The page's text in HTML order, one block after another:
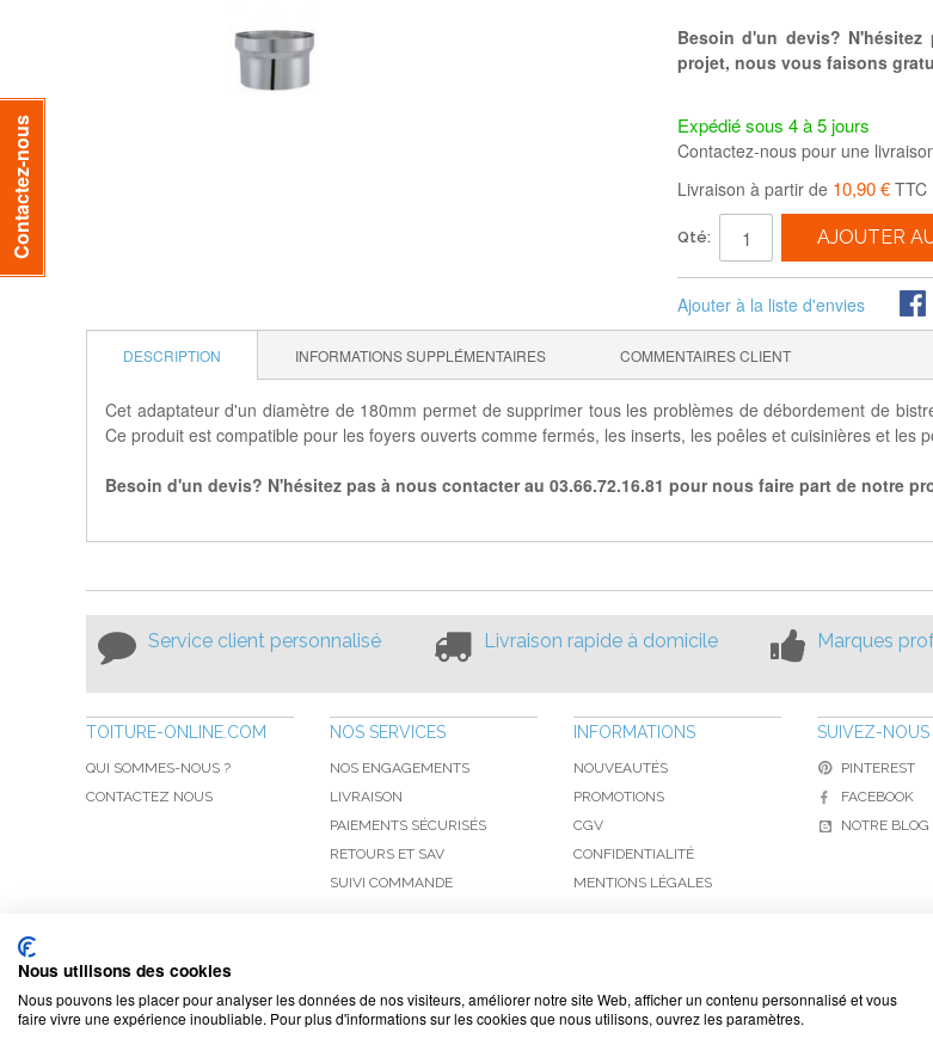
Besoin d'un devis?
projet, nous vous faisons
Expédié sous 4 à 5 jours
Contactez-nous pour une
Livraison à partir de 10,90 € TTC
Qté: AJOUTER
Ajouter à la liste d'envies
DESCRIPTION INFORMATIONS SUPPLÉMENTAIRES COMMENTAIRES CLIENT
Cet adaptateur d'un diamètre de 180mm permet de supprimer tous les problèmes de débordement de
Ce produit est compatible pour les foyers ouverts comme fermés, les inserts, les poêles et cuisinières et les
Besoin d'un devis? N'hésitez pas à nous contacter au 03.66.72.16.81 pour nous faire part de notre
Service client personnalisé Livraison rapide à domicile Marques
TOITURE-ONLINE.COM
QUI SOMMES-NOUS ?
CONTACTEZ NOUS
NOS SERVICES
NOS ENGAGEMENTS
LIVRAISON
PAIEMENTS SÉCURISÉS
RETOURS ET SAV
SUIVI COMMANDE
INFORMATIONS
NOUVEAUTÉS
PROMOTIONS
CGV
CONFIDENTIALITÉ
MENTIONS LÉGALES
SUIVEZ-NOUS
PINTEREST
FACEBOOK
NOTRE BLOG
Contactez-nous
Nous utilisons des cookies
Nous pouvons les placer pour analyser les données de nos visiteurs, améliorer notre site Web, afficher un contenu personnalisé et vous
faire vivre une expérience inoubliable. Pour plus d'informations sur les cookies que nous utilisons, ouvrez les paramètres.